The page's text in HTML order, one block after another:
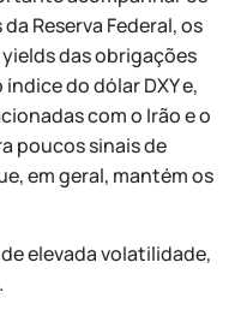
Reserva Federal, os
das obrigações
do dólar DXY e,
com o Irão e o
poucos sinais de
em geral, mantém os
elevada volatilidade,